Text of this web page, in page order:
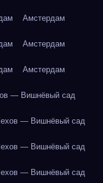
Амстердам
Амстердам
Амстердам
— Вишнёвый сад
— Вишнёвый сад
— Вишнёвый сад
— Вишнёвый сад